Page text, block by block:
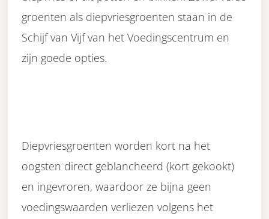
groenten als diepvriesgroenten staan in de
Schijf van Vijf van het Voedingscentrum en
zijn goede opties.
Diepvriesgroenten worden kort na het
oogsten direct geblancheerd (kort gekookt)
en ingevroren, waardoor ze bijna geen
voedingswaarden verliezen volgens het